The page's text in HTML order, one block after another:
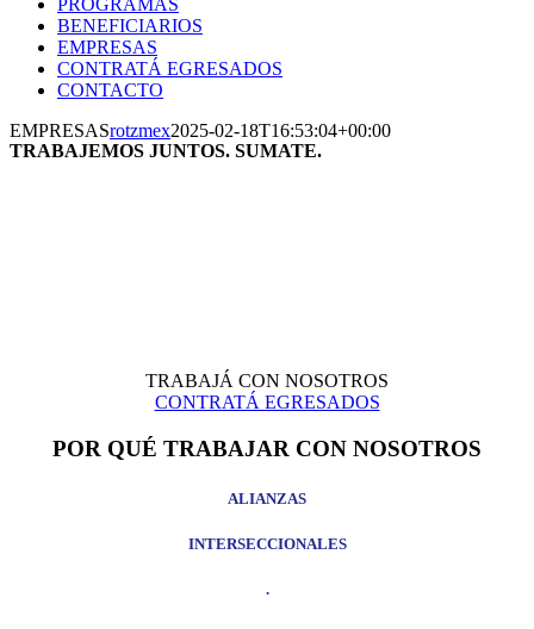
PROGRAMAS
BENEFICIARIOS
EMPRESAS
CONTRATÁ EGRESADOS
CONTACTO
EMPRESASrotzmex2025-02-18T16:53:04+00:00
TRABAJEMOS JUNTOS. SUMATE.
TRABAJÁ CON NOSOTROS
CONTRATÁ EGRESADOS
POR QUÉ TRABAJAR CON NOSOTROS
ALIANZAS
INTERSECCIONALES
.